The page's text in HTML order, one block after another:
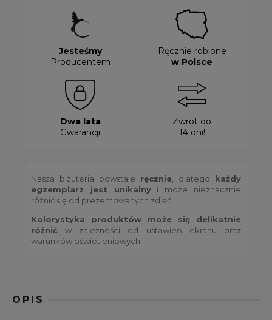
Jesteśmy
Producentem
Ręcznie robione
w Polsce
Dwa lata
Gwarancji
Zwrot do
14 dni!
Nasza biżuteria powstaje ręcznie, dlatego każdy
egzemplarz jest unikalnyi może nieznacznie
różnić się od prezentowanych zdjęć.
Kolorystyka produktów może się delikatnie
różnić w zależności od ustawień ekranu oraz
warunków oświetleniowych.
OPIS